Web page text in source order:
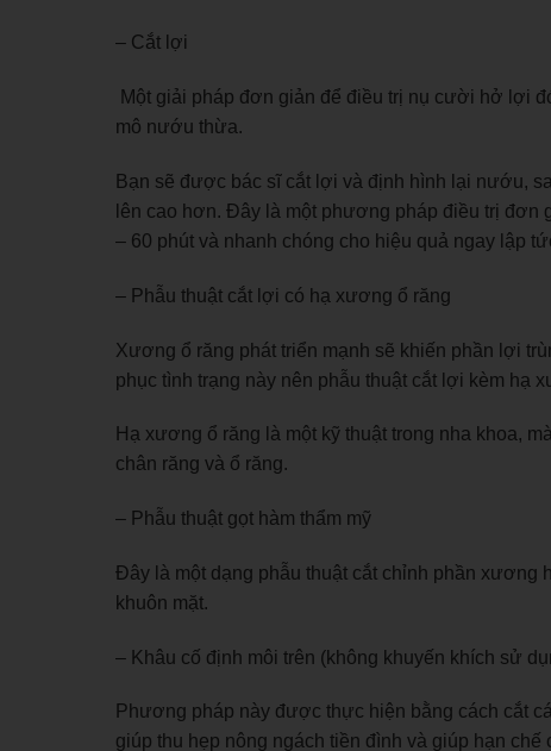
– Cắt lợi
Một giải pháp đơn giản để điều trị nụ cười hở lợi
mô nướu thừa.
Bạn sẽ được bác sĩ cắt lợi và định hình lại nướu,
lên cao hơn. Đây là một phương pháp điều trị đơn
– 60 phút và nhanh chóng cho hiệu quả ngay lập
– Phẫu thuật cắt lợi có hạ xương ổ răng
Xương ổ răng phát triển mạnh sẽ khiến phần lợi
phục tình trạng này nên phẫu thuật cắt lợi kèm hạ
Hạ xương ổ răng là một kỹ thuật trong nha khoa,
chân răng và ổ răng.
– Phẫu thuật gọt hàm thẩm mỹ
Đây là một dạng phẫu thuật cắt chỉnh phần xương
khuôn mặt.
– Khâu cố định môi trên (không khuyến khích sử
Phương pháp này được thực hiện bằng cách cắt
giúp thu hẹp nông ngách tiền đình và giúp hạn